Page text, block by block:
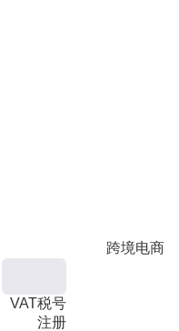
跨境电商
VAT税号
注册